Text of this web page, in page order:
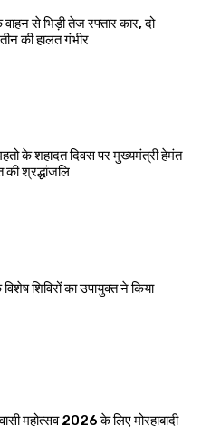
झारखंड न्यूज़
10 अगस्त को विधानसभा